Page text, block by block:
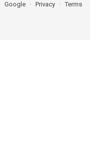
Google Privacy Terms